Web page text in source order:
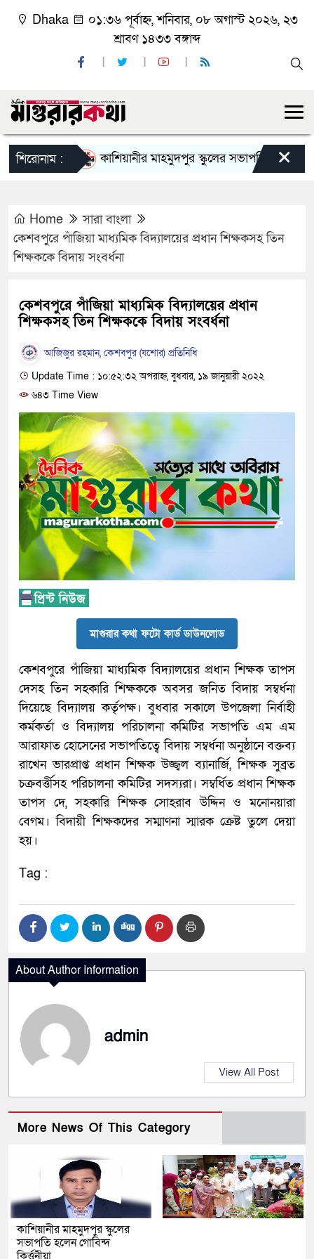
Dhaka
০১:৩৬ পূর্বাহ্ন, শনিবার, ০৮ অগাস্ট ২০২৬, ২৩
শ্রাবণ ১৪৩৩ বঙ্গাব্দ
শিরোনাম : কাশিয়ানীর মাহমুদপুর স্কুলের সভাপতি হলেন গোবিন্দ
×
Home
সারা বাংলা
কেশবপুরে পাঁজিয়া মাধ্যমিক বিদ্যালয়ের প্রধান শিক্ষকসহ তিন
শিক্ষককে বিদায় সংবর্ধনা
কেশবপুরে পাঁজিয়া মাধ্যমিক বিদ্যালয়ের প্রধান
শিক্ষকসহ তিন শিক্ষককে বিদায় সংবর্ধনা
আজিজুর রহমান, কেশবপুর (যশোর) প্রতিনিধি
Update Time : ১০:৫২:৩২ অপরাহ্ন, বুধবার, ১৯ জানুয়ারী ২০২২
৬৪৩ Time View
মাগুরার কথা ফটো কার্ড ডাউনলোড
কেশবপুরে পাঁজিয়া মাধ্যমিক বিদ্যালয়ের প্রধান শিক্ষক তাপস
দেসহ তিন সহকারি শিক্ষককে অবসর জনিত বিদায় সম্বর্ধনা
দিয়েছে বিদ্যালয় কর্তৃপক্ষ। বুধবার সকালে উপজেলা নির্বাহী
কর্মকর্তা ও বিদ্যালয় পরিচালনা কমিটির সভাপতি এম এম
আরাফাত হোসেনের সভাপতিত্বে বিদায় সম্বর্ধনা অনুষ্ঠানে বক্তব্য
রাখেন ভারপ্রাপ্ত প্রধান শিক্ষক উজ্জ্বল ব্যানার্জি, শিক্ষক সুব্রত
চক্রবর্ত্তীসহ পরিচালনা কমিটির সদস্যরা। সম্বর্ধিত প্রধান শিক্ষক
তাপস দে, সহকারি শিক্ষক সোহরাব উদ্দিন ও মনোনয়ারা
বেগম। বিদায়ী শিক্ষকদের সম্মাণনা স্মারক ক্রেষ্ট তুলে দেয়া
হয়।
Tag :
About Author Information
admin
View All Post
More News Of This Category
কাশিয়ানীর মাহমুদপুর স্কুলের
সভাপতি হলেন গোবিন্দ